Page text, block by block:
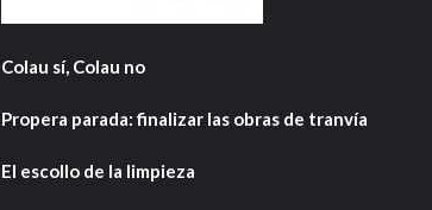
Colau sí, Colau no
Propera parada: finalizar las obras de tranvía
El escollo de la limpieza